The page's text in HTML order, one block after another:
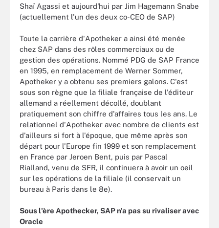
Shaï Agassi et aujourd'hui par Jim Hagemann Snabe
(actuellement l'un des deux co-CEO de SAP)
Toute la carrière d'Apotheker a ainsi été menée
chez SAP dans des rôles commerciaux ou de
gestion des opérations. Nommé PDG de SAP France
en 1995, en remplacement de Werner Sommer,
Apotheker y a obtenu ses premiers galons. C'est
sous son règne que la filiale française de l'éditeur
allemand a réellement décollé, doublant
pratiquement son chiffre d'affaires tous les ans. Le
relationnel d'Apotheker avec nombre de clients est
d'ailleurs si fort à l'époque, que même après son
départ pour l'Europe fin 1999 et son remplacement
en France par Jeroen Bent, puis par Pascal
Rialland, venu de SFR, il continuera à avoir un oeil
sur les opérations de la filiale (il conservait un
bureau à Paris dans le 8e).
Sous l'ère Apothecker, SAP n'a pas su rivaliser avec
Oracle